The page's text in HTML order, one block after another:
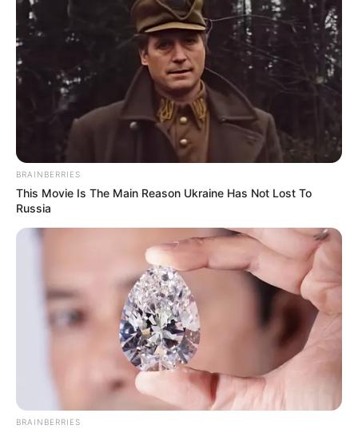
dari perusahaan.
Baca juga:Biodata, Profil, Fakta dan Foto Member MASC
Baca selengkapnya
Mute
BRAINBERRIES
This Movie Is The Main Reason Ukraine Has Not Lost To
Russia
BRAINBERRIES